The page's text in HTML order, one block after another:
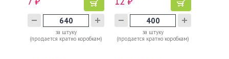
за штуку
(продается кратно коробкам)
за штуку
(продается кратно коробкам)